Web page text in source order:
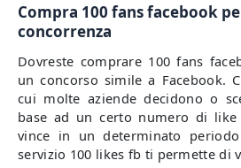
Compra 100 fans facebook
concorrenza
Dovreste comprare 100 fans
un concorso simile a Facebook.
cui molte aziende decidono o
base ad un certo numero di
vince in un determinato
servizio 100 likes fb ti permette di